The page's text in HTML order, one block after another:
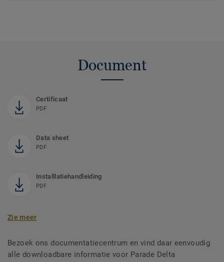
Document
Certificaat
PDF
Data sheet
PDF
Installlatiehandleiding
PDF
Zie meer
Bezoek ons documentatiecentrum en vind daar eenvoudig
alle downloadbare informatie voor Parade Delta